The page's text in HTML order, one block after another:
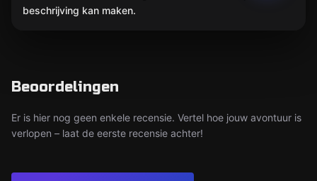
beschrijving kan maken.
Beoordelingen
Er is hier nog geen enkele recensie. Vertel hoe jouw avontuur is
verlopen – laat de eerste recensie achter!